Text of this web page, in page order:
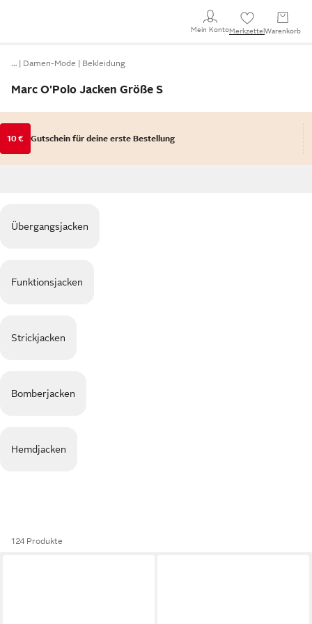
Mein KontoMerkzettel Warenkorb
… Damen-Mode Bekleidung
Marc O'Polo Jacken Größe S
10 € Gutschein für deine erste Bestellung
Übergangsjacken
Funktionsjacken
Strickjacken
Bomberjacken
Hemdjacken
124 Produkte